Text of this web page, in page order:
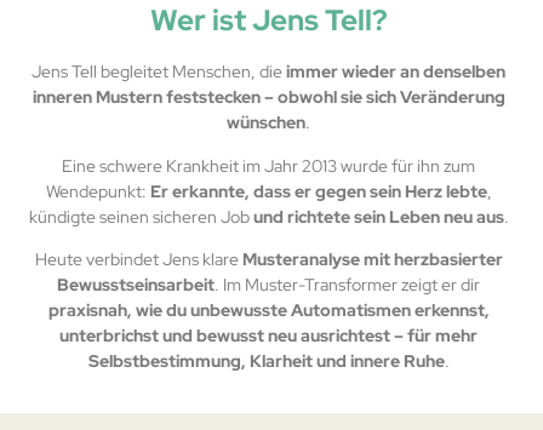
Wer ist Jens Tell?
Jens Tell begleitet Menschen, dieimmer wieder an denselben
inneren Mustern feststecken – obwohl sie sich Veränderung
wünschen.
Eine schwere Krankheit im Jahr 2013 wurde für ihn zum
Wendepunkt: Er erkannte, dass er gegen sein Herz lebte,
kündigte seinen sicheren Jobund richtete sein Leben neu aus.
Heute verbindet Jens klare Musteranalyse mit herzbasierter
Bewusstseinsarbeit. Im Muster-Transformer zeigt er dir
praxisnah, wie du unbewusste Automatismen erkennst,
unterbrichst und bewusst neu ausrichtest – für mehr
Selbstbestimmung, Klarheit und innere Ruhe.